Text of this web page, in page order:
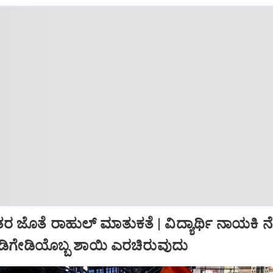
ಜೊತೆ ರಾಹುಲ್‌ ಮಾತುಕತೆ | ವಿದ್ಯಾರ್ಥಿ ನಾಯಕಿ
ಶಾಯಿ ಎರಚಿರುವುದು